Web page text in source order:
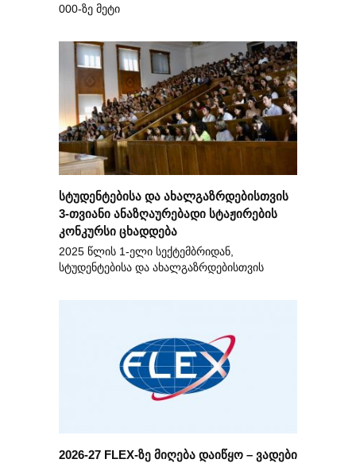
000-ზე მეტი
სტუდენტებისა და ახალგაზრდებისთვის
3-თვიანი ანაზღაურებადი სტაჟირების
კონკურსი ცხადდება
2025 წლის 1-ელი სექტემბრიდან,
სტუდენტებისა და ახალგაზრდებისთვის
2026-27 FLEX-ზე მიღება დაიწყო – ვადები